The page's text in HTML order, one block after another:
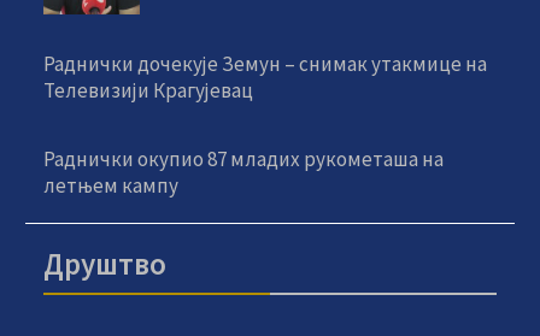
Раднички дочекује Земун – снимак утакмице на
Телевизији Крагујевац
Раднички окупио 87 младих рукометаша на
летњем кампу
Друштво